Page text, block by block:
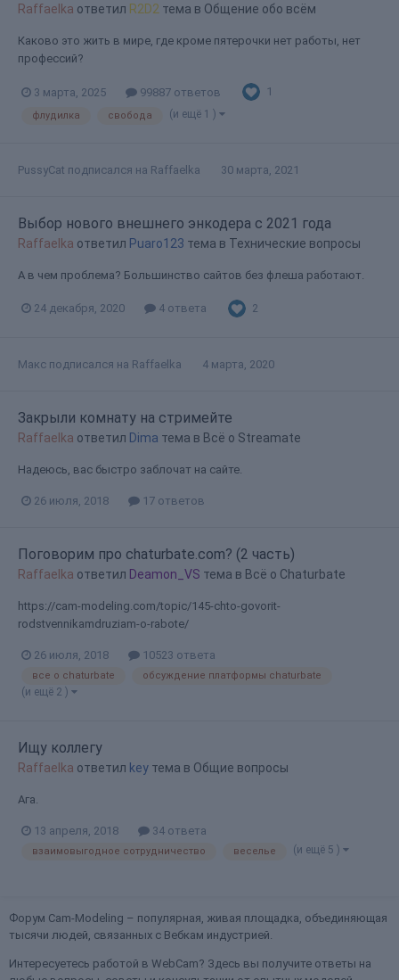
Raffaelka ответил R2D2 тема в Общение обо всём
Каково это жить в мире, где кроме пятерочки нет работы, нет
профессий?
3 марта, 2025 99887 ответов 1
флудилка свобода (и ещё 1 )
PussyCat подписался на Raffaelka 30 марта, 2021
Выбор нового внешнего энкодера с 2021 года
Raffaelka ответил Puaro123 тема в Технические вопросы
А в чем проблема? Большинство сайтов без флеша работают.
24 декабря, 2020 4 ответа 2
Макс подписался на Raffaelka 4 марта, 2020
Закрыли комнату на стримейте
Raffaelka ответил Dima тема в Всё о Streamate
Надеюсь, вас быстро заблочат на сайте.
26 июля, 2018 17 ответов
Поговорим про chaturbate.com? (2 часть)
Raffaelka ответил Deamon_VS тема в Всё о Chaturbate
https://cam-modeling.com/topic/145-chto-govorit-
rodstvennikamdruziam-o-rabote/
26 июля, 2018 10523 ответа
все о chaturbate обсуждение платформы chaturbate
(и ещё 2 )
Ищу коллегу
Raffaelka ответил key тема в Общие вопросы
Ага.
13 апреля, 2018 34 ответа
взаимовыгодное сотрудничество веселье (и ещё 5 )
Форум Cam-Modeling – популярная, живая площадка, объединяющая
тысячи людей, связанных с Вебкам индустрией.
Интересуетесь работой в WebCam? Здесь вы получите ответы на